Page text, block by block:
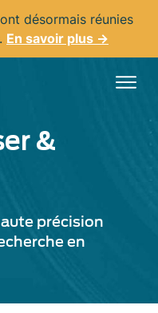
désormais réunies
. En savoir plus →
&
précision
en